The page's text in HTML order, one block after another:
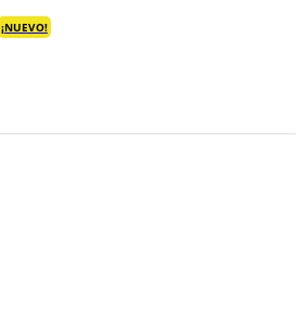
¡NUEVO!